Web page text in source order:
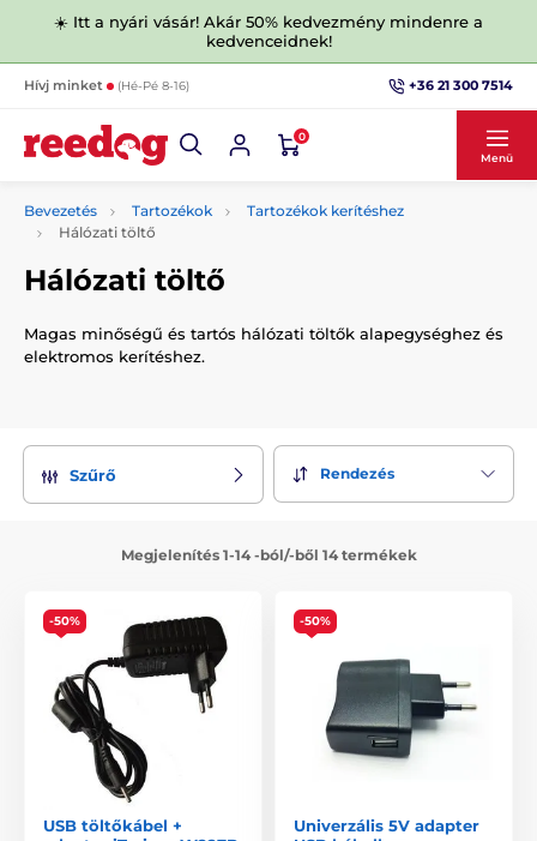
☀️ Itt a nyári vásár! Akár 50% kedvezmény mindenre a
kedvenceidnek!
Hívj minket (Hé-Pé 8-16) +36 21 300 7514
0
Menü
Bevezetés Tartozékok
Tartozékok kerítéshez
Hálózati töltő
Hálózati töltő
Magas minőségű és tartós hálózati töltők alapegységhez és
elektromos kerítéshez.
Szűrő Rendezés
Megjelenítés 1-14 -ból/-ből 14 termékek
-50%
USB töltőkábel +
-50%
Univerzális 5V adapter